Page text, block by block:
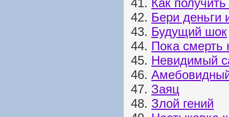
41. Как
42. Бери деньги
43. Будущий шок
44. Пока смерть
45. Невидимый
46.
47. Заяц
48. Злой гений